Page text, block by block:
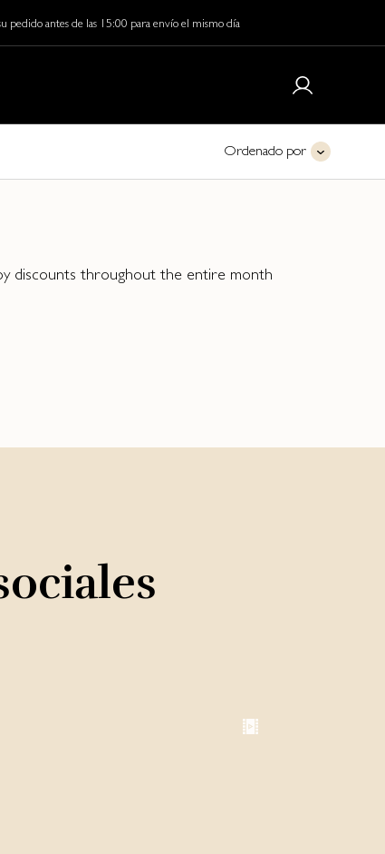
pedido antes de las 15:00 para envío el mismo día
Ordenado por
discounts throughout the entire month